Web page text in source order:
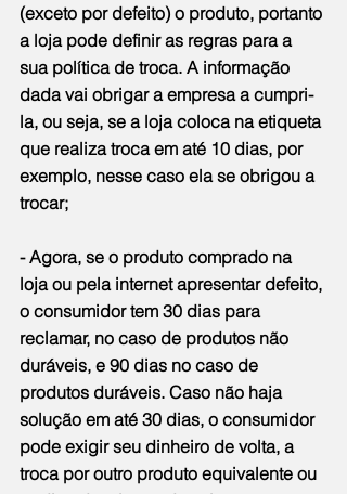
(exceto por defeito) o produto, portanto
a loja pode definir as regras para a
sua política de troca. A informação
dada vai obrigar a empresa a cumpri-
la, ou seja, se a loja coloca na etiqueta
que realiza troca em até 10 dias, por
exemplo, nesse caso ela se obrigou a
trocar;
- Agora, se o produto comprado na
loja ou pela internet apresentar defeito,
o consumidor tem 30 dias para
reclamar, no caso de produtos não
duráveis, e 90 dias no caso de
produtos duráveis. Caso não haja
solução em até 30 dias, o consumidor
pode exigir seu dinheiro de volta, a
troca por outro produto equivalente ou